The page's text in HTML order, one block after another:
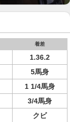
着差
1.36.2
5馬身
1 1/4馬身
3/4馬身
クビ